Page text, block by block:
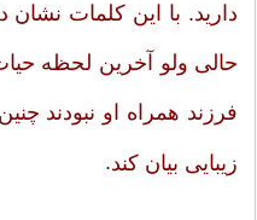
دارید. با این کلمات
حالی ولو آخرین لحظه
فرزند همراه او نبودند
زیبایی بیان کند.